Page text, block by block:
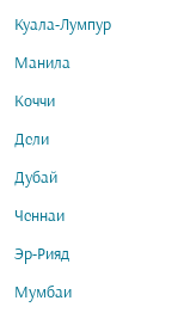
Куала-Лумпур
Манила
Коччи
Дели
Дубай
Ченнаи
Эр-Рияд
Мумбаи